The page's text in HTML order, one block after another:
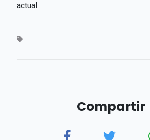
actual.
Compartir